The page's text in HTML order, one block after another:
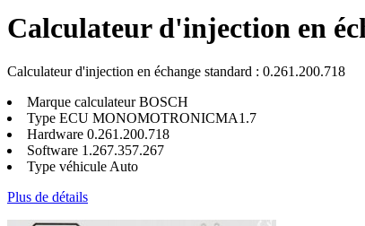
Calculateur d'injection en
Calculateur d'injection en échange standard : 0.261.200.718
Marque calculateurBOSCH
Type ECU MONOMOTRONICMA1.7
Hardware 0.261.200.718
Software 1.267.357.267
Type véhicule Auto
Plus de détails